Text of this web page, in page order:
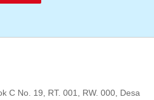
C No. 19, RT. 001, RW. 000, Desa